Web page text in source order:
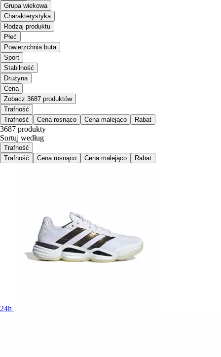
Grupa wiekowa
Charakterystyka
Rodzaj produktu
Płeć
Powierzchnia buta
Sport
Stabilność
Drużyna
Cena
Zobacz 3687 produktów
Trafność
Trafność
Cena rosnąco Cena malejąco Rabat
3687 produkty
Sortuj według
Trafność
Trafność
Cena rosnąco Cena malejąco Rabat
24h